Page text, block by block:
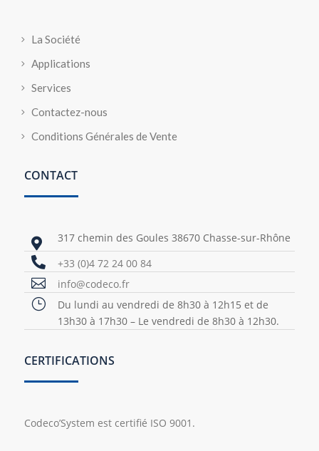
La Société
Applications
Services
Contactez-nous
Conditions Générales de Vente
CONTACT
 317 chemin des Goules 38670 Chasse-sur-Rhône
 +33 (0)4 72 24 00 84
 info@codeco.fr
}
Du lundi au vendredi de 8h30 à 12h15 et de
13h30 à 17h30 – Le vendredi de 8h30 à 12h30.
CERTIFICATIONS
Codeco’System est certifié ISO 9001.